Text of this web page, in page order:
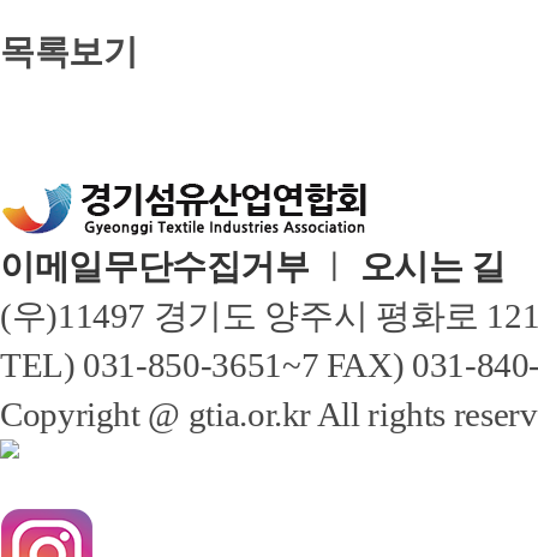
목록보기
이메일무단수집거부
오시는 길
(우)11497 경기도 양주시 평화로
TEL) 031-850-3651~7 FAX) 031-
Copyright @ gtia.or.kr All rights